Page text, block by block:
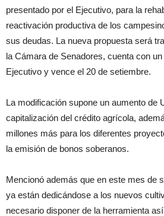
presentado por el Ejecutivo, para la
reactivación productiva de los
sus deudas. La nueva propuesta será
la Cámara de Senadores, cuenta con
Ejecutivo y vence el 20 de setiembre.
La modificación supone un aumento de
capitalización del crédito agrícola,
millones más para los diferentes
la emisión de bonos soberanos.
Mencionó además que en este mes de
ya están dedicándose a los nuevos
necesario disponer de la herramienta